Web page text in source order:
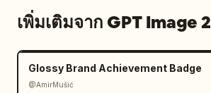
ประกอบที่เป็นภาพถ่าย"}
เพิ่มเติมจาก GPT Image 2
Glossy Brand Achievement Badge
@AmirMušić